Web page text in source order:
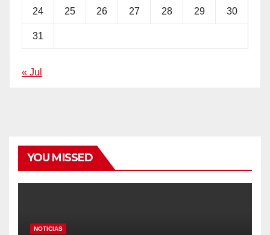
24 25 26 27 28 29 30
31
« Jul
YOU MISSED
NOTICIAS